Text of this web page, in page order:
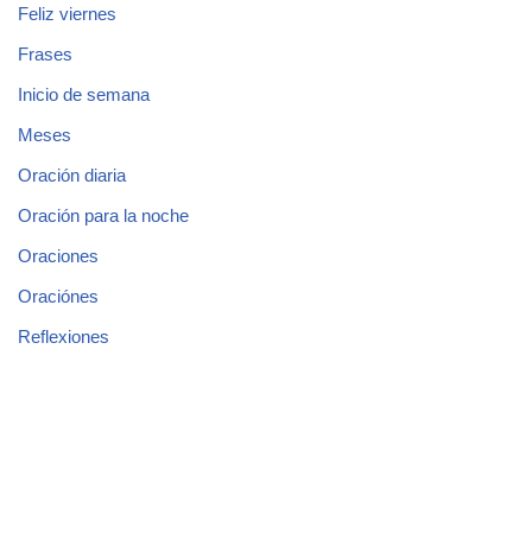
Feliz viernes
Frases
Inicio de semana
Meses
Oración diaria
Oración para la noche
Oraciones
Oraciónes
Reflexiones